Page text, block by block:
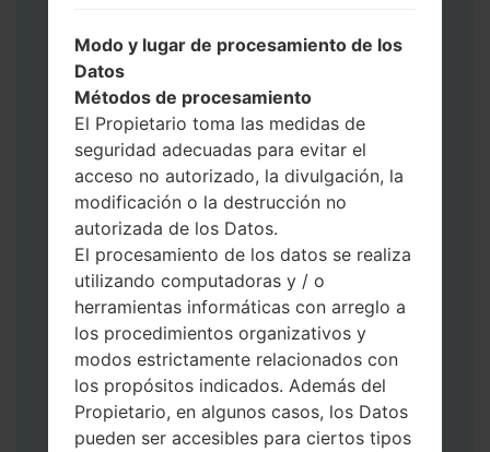
Instrucciones
Descargue a su PC: la última versión de
Odin 3.
A continuación, extraiga el archivo de
Modo y lugar de procesamiento de los
Datos
Métodos de procesamiento
El Propietario toma las medidas de
seguridad adecuadas para evitar el
acceso no autorizado, la divulgación, la
modificación o la destrucción no
autorizada de los Datos.
El procesamiento de los datos se realiza
utilizando computadoras y / o
herramientas informáticas con arreglo a
los procedimientos organizativos y
modos estrictamente relacionados con
los propósitos indicados. Además del
Propietario, en algunos casos, los Datos
pueden ser accesibles para ciertos tipos